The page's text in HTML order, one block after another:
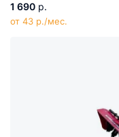
1 690 р.
от 43 р./мес.